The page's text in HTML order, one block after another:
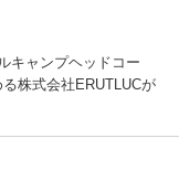
キャンプヘッドコー
株式会社ERUTLUCが